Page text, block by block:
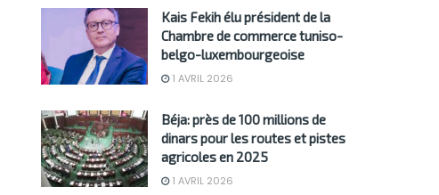
Kais Fekih élu président de la
Chambre de commerce tuniso-
belgo-luxembourgeoise
1 AVRIL 2026
Béja: près de 100 millions de
dinars pour les routes et pistes
agricoles en 2025
1 AVRIL 2026